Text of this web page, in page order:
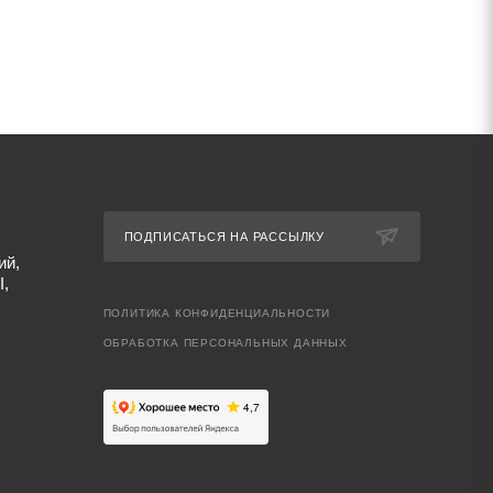
ПОДПИСАТЬСЯ НА РАССЫЛКУ
ПОЛИТИКА КОНФИДЕНЦИАЛЬНОСТИ
ОБРАБОТКА ПЕРСОНАЛЬНЫХ ДАННЫХ